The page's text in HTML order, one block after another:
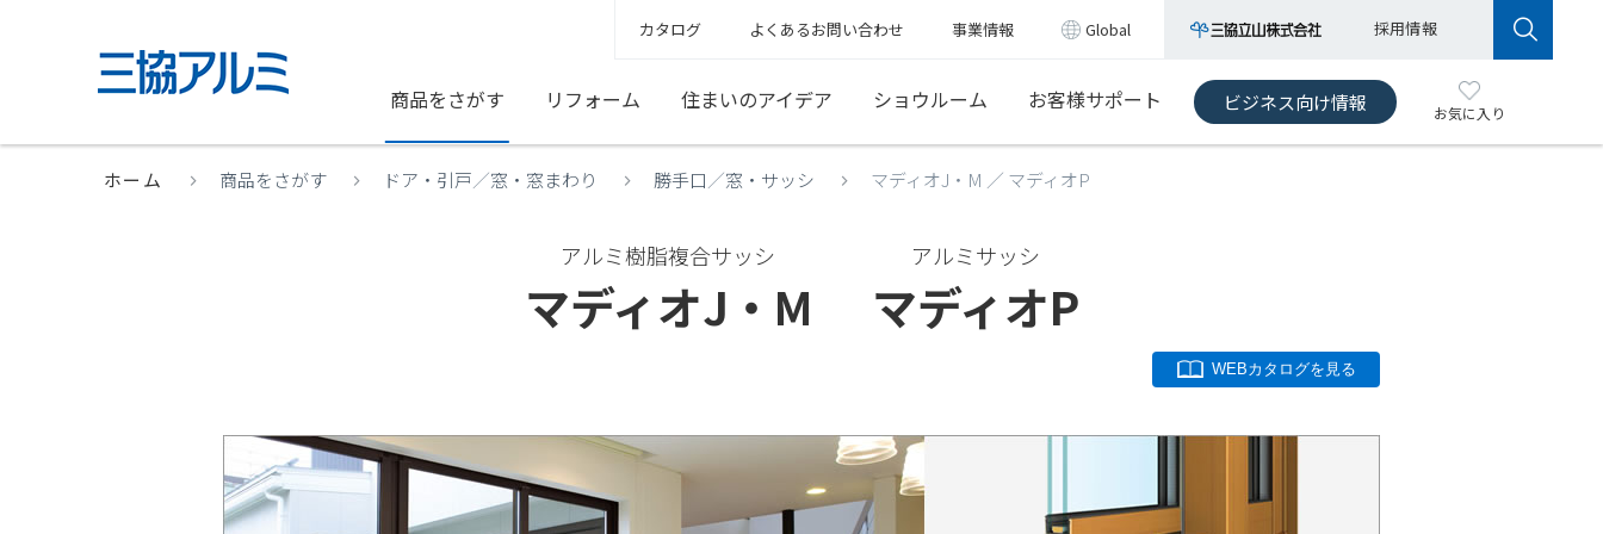
カタログ よくあるお問い合わせ 事業情報 Global 採用情報
商品をさがす リフォーム 住まいのアイデア ショウルーム お客様サポート ビジネス向け情報 お気に入り
ホーム 商品をさがす ドア・引戸／窓・窓まわり 勝手口／窓・サッシ マディオJ・M ／ マディオP
アルミ樹脂複合サッシ
マディオJ・M
アルミサッシ
マディオP
WEBカタログを見る